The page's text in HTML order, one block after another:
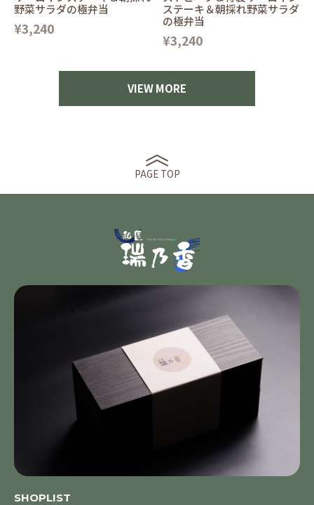
野菜サラダの極弁当
¥3,240
ステーキ＆朝採れ野菜サラダ
の極弁当
¥3,240
VIEW MORE
PAGE TOP
SHOPLIST